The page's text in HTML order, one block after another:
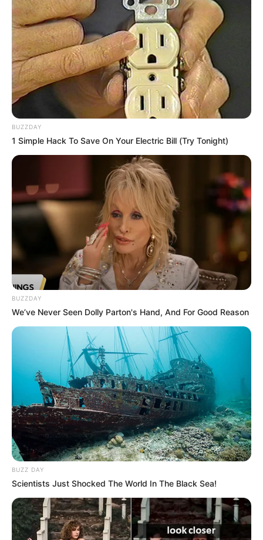
RECOMPENSA POR
INFORMACIÓN
Ofrecen recompensa de
$20 millones para capturar
a responsables de
masacre en el sur de
Barranquilla
Nueva masacre en el
suroccidente de
Barranquilla deja cuatro
muertos y varios heridos
MASACRE
Diez años después le llegó
la cuenta: condenan a 33
años de cárcel a implicado
en masacre de Cartagena
DISIDENCIAS DE LAS FARC
Video deja al descubierto
a alias ‘La Enfermera’, de
las disidencias: ofrecen
$100 millones por su
captura
MASACRE
Con masacre reciente en
registra nueve homicidios
DISIDENCIAS DE LAS FARC
BUZZDAY
1 Simple Hack To Save On Your Electric Bill (Try Tonight)
BUZZDAY
We’ve Never Seen Dolly Parton's Hand, And For Good Reason
BUZZ DAY
Scientists Just Shocked The World In The Black Sea!